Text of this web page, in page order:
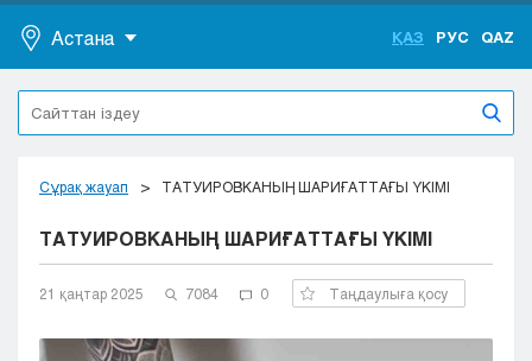
Астана
Астана
Алматы
Актобе
Жезказган
Караганда
Кокшетау
Кызылорда
ҚАЗ РУС QAZ
Сұрақ жауап ТАТУИРОВКАНЫҢ ШАРИҒАТТАҒЫ ҮКІМІ
ТАТУИРОВКАНЫҢ ШАРИҒАТТАҒЫ ҮКІМІ
21 қаңтар 2025 7084 0 Таңдаулыға қосу